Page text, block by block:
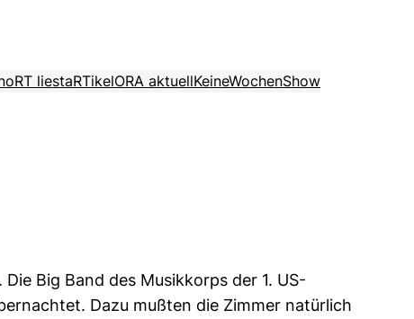
RT liestaRTikelORA aktuellKeineWochenShow
Big Band des Musikkorps der 1. US-
Dazu mußten die Zimmer natürlich